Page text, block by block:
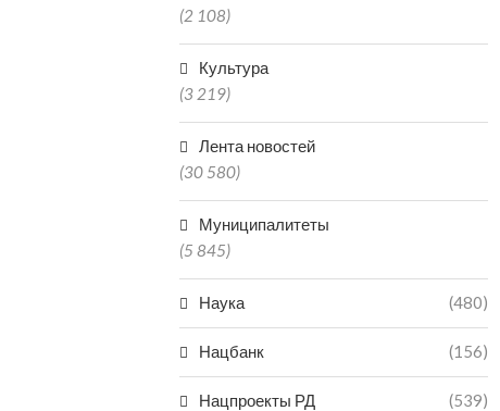
(2 108)
Культура
(3 219)
Лента новостей
(30 580)
Муниципалитеты
(5 845)
Наука (480)
Нацбанк (156)
Нацпроекты РД (539)